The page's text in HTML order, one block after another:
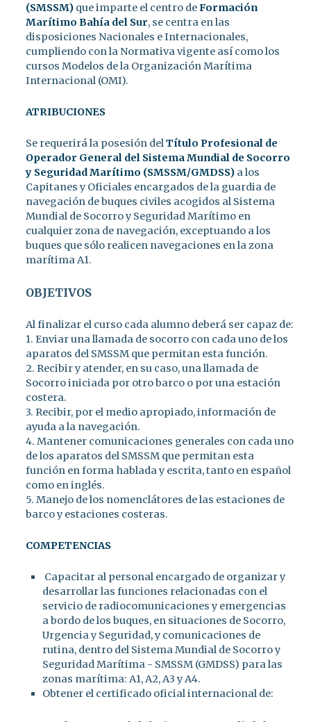
(SMSSM) que imparte el centro deFormación
Marítimo Bahía del Sur, se centra en las
disposiciones Nacionales e Internacionales,
cumpliendo con la Normativa vigente así como los
cursos Modelos de la Organización Marítima
Internacional (OMI).
ATRIBUCIONES
Se requerirá la posesión delTítulo Profesional de
Operador General del Sistema Mundial de Socorro
y Seguridad Marítimo (SMSSM/GMDSS) a los
Capitanes y Oficiales encargados de la guardia de
navegación de buques civiles acogidos al Sistema
Mundial de Socorro y Seguridad Marítimo en
cualquier zona de navegación, exceptuando a los
buques que sólo realicen navegaciones en la zona
marítima A1.
OBJETIVOS
Al finalizar el curso cada alumno deberá ser capaz de:
1. Enviar una llamada de socorro con cada uno de los
aparatos del SMSSM que permitan esta función.
2. Recibir y atender, en su caso, una llamada de
Socorro iniciada por otro barco o por una estación
costera.
3. Recibir, por el medio apropiado, información de
ayuda a la navegación.
4. Mantener comunicaciones generales con cada uno
de los aparatos del SMSSM que permitan esta
función en forma hablada y escrita, tanto en español
como en inglés.
5. Manejo de los nomenclátores de las estaciones de
barco y estaciones costeras.
COMPETENCIAS
Capacitar al personal encargado de organizar y
desarrollar las funciones relacionadas con el
servicio de radiocomunicaciones y emergencias
a bordo de los buques, en situaciones de Socorro,
Urgencia y Seguridad, y comunicaciones de
rutina, dentro del Sistema Mundial de Socorro y
Seguridad Marítima - SMSSM (GMDSS) para las
zonas marítima: A1, A2, A3 y A4.
Obtener el certificado oficial internacional de: